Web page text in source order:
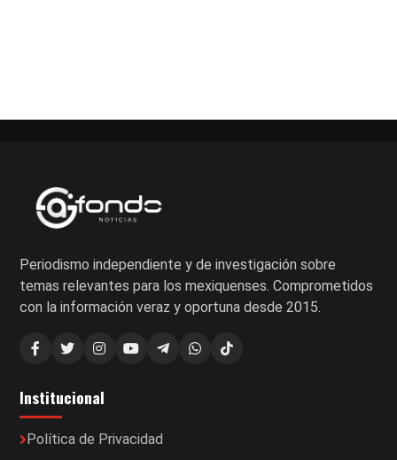
entradas
Periodismo independiente y de investigación sobre
temas relevantes para los mexiquenses. Comprometidos
con la información veraz y oportuna desde 2015.
Institucional
Política de Privacidad